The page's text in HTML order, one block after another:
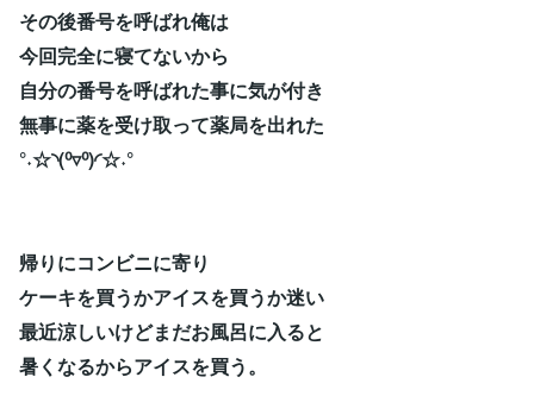
その後番号を呼ばれ俺は
今回完全に寝てないから
自分の番号を呼ばれた事に気が付き
無事に薬を受け取って薬局を出れた
°˖☆◝(⁰▿⁰)◜☆˖°
帰りにコンビニに寄り
ケーキを買うかアイスを買うか迷い
最近涼しいけどまだお風呂に入ると
暑くなるからアイスを買う。